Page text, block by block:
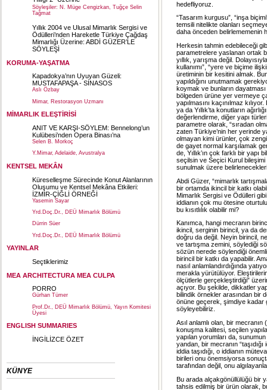
Söyleşiler: N. Müge Cengizkan, Tuğçe Selin
Tağmat
Yıllık 2004 ve Ulusal Mimarlık Sergisi ve
Ödülleri’nden Hareketle Türkiye Çağdaş
Mimarlığı Üzerine: ABDİ GÜZER’LE
SÖYLEŞİ
KORUMA-YAŞATMA
Kapadokya’nın Uyuyan Güzeli:
MUSTAFAPAŞA - SİNASOS
Aslı Özbay
Mimar, Restorasyon Uzmanı
MİMARLIK ELEŞTİRİSİ
ANIT VE KARŞI-SÖYLEM: Bennelong’un
Kulübesi’nden Opera Binası’na
Selen B. Morkoç
Y.Mimar, Adelaide, Avustralya
KENTSEL MEKÂN
Küreselleşme Sürecinde Konut Alanlarının
Oluşumu ve Kentsel Mekâna Etkileri:
İZMİR-ÇİĞLİ ÖRNEĞİ
Yasemin Sayar
Yrd.Doç.Dr., DEÜ Mimarlık Bölümü
Dürrin Süer
Yrd.Doç.Dr., DEÜ Mimarlık Bölümü
YAYINLAR
Seçtiklerimiz
MEA ARCHITECTURA MEA CULPA
PORRO
Gürhan Tümer
Prof.Dr., DEÜ Mimarlık Bölümü, Yayın Komitesi
Üyesi
ENGLISH SUMMARIES
İNGİLİZCE ÖZET
KÜNYE
hedefliyoruz.
“Tasarım kurgusu”, “inşa
temsili nitelikte olanları
daha önceden belirlememenin
Herkesin tahmin edebileceği
parametrelere yaslanan ortak
yıllık, yarışma değil.
kullanımı”, “yere ve biçime
üretiminin bir kesitini almak.
yapıldığını unutmamak
koymak ve bunların
bölgeden ürüne yer vermeye
yapılmasını kaçınılmaz
ya da Yıllık’ta konutların
değerlendirme, diğer yapı
parametre olarak, “sıradan
zaten Türkiye’nin her yerinde
olmayan kimi ürünler, çok
de gayet normal karşılamak
de, Yıllık’ın çok farklı bir
seçilsin ve Seçici Kurul bileşimi
sunulmak üzere
Abdi Güzer, “mimarlık
bir ortamda ikincil bir katkı
Mimarlık Sergisi ve Ödülleri
iddianın çok mu ötesine
bu kısıtlılık olabilir mi?
Kanımca, hangi mecranın
ikincil, serginin birincil, ya da
doğru da değil. Neyin birincil,
ve tartışma zemini, söylediği
sözün nerede söylendiği
birincil bir katkı da yapabilir.
nasıl anlamlandırdığında
merakla yürütülüyor.
ölçütlerle gerçekleştirdiği”
açıyor. Bu şekilde, dikkatler
bilindik örnekler arasından bir
önüne geçerek, şimdiye kadar
söyleyebiliriz.
Asıl anlamlı olan, bir
konuşma kalitesi, seçilen
yapılan yorumları da,
yandan, bir mecranın
iddia taşıdığı, o iddianın
birileri onu önemsiyorsa
tarafından değil, onu
Bu arada alçakgönüllülüğü bir
tahsis edilmiş bir ürün olarak, bu